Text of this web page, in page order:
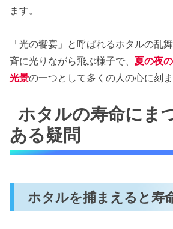
ます。
「光の饗宴」と呼ばれるホタルの乱
斉に光りながら飛ぶ様子で、 夏の夜
光景の一つとして多くの人の心に刻ま
ホタルの寿命にま
ある疑問
ホタルを捕まえると寿